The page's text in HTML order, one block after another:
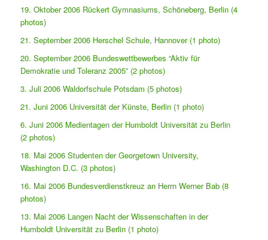
19. Oktober 2006 Rückert Gymnasiums, Schöneberg, Berlin (4
photos)
21. September 2006 Herschel Schule, Hannover (1 photo)
20. September 2006 Bundeswettbewerbes “Aktiv für
Demokratie und Toleranz 2005” (2 photos)
3. Juli 2006 Waldorfschule Potsdam (5 photos)
21. Juni 2006 Universität der Künste, Berlin (1 photo)
6. Juni 2006 Medientagen der Humboldt Universität zu Berlin
(2 photos)
18. Mai 2006 Studenten der Georgetown University,
Washington D.C. (3 photos)
16. Mai 2006 Bundesverdienstkreuz an Herrn Werner Bab (8
photos)
13. Mai 2006 Langen Nacht der Wissenschaften in der
Humboldt Universität zu Berlin (1 photo)